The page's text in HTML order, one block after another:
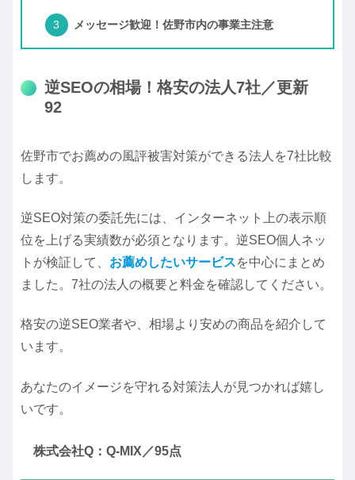
メッセージ歓迎！佐野市内の事業主注意
逆SEOの相場！格安の法人7社／更新
92
佐野市でお薦めの風評被害対策ができる法人を7社比較
します。
逆SEO対策の委託先には、インターネット上の表示順
位を上げる実績数が必須となります。逆SEO個人ネッ
トが検証して、 お薦めしたいサービスを中心にまとめ
ました。7社の法人の概要と料金を確認してください。
格安の逆SEO業者や、相場より安めの商品を紹介して
います。
あなたのイメージを守れる対策法人が見つかれば嬉し
いです。
株式会社Q：Q-MIX／95点